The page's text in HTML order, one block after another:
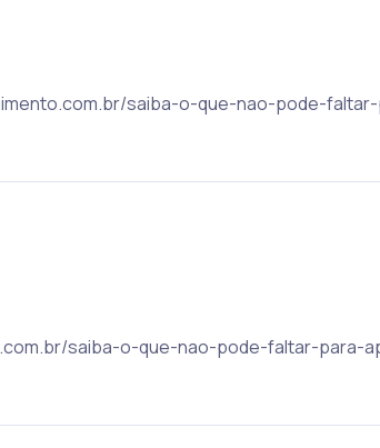
saiba-o-que-nao-pode-
saiba-o-que-nao-pode-faltar-para-